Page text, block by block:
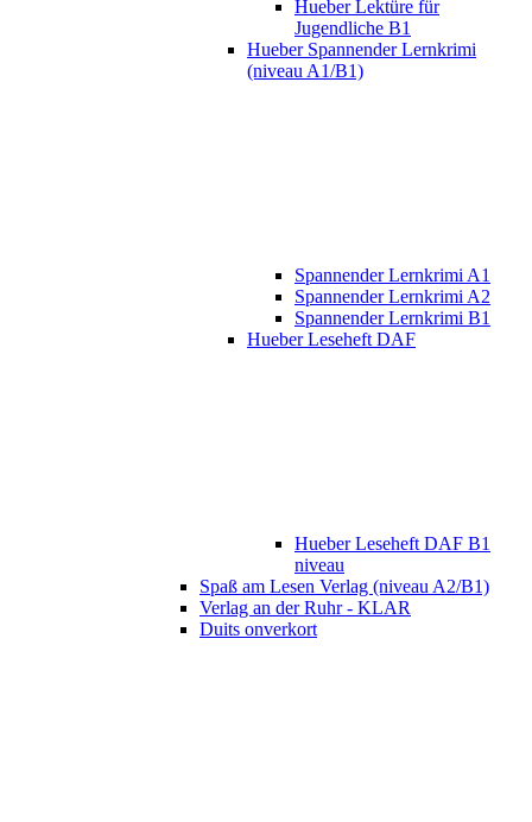
Hueber Lektüre für
Jugendliche B1
Hueber Spannender Lernkrimi
(niveau A1/B1)
Spannender Lernkrimi A1
Spannender Lernkrimi A2
Spannender Lernkrimi B1
Hueber Leseheft DAF
Hueber Leseheft DAF B1
niveau
Spaß am Lesen Verlag (niveau A2/B1)
Verlag an der Ruhr - KLAR
Duits onverkort